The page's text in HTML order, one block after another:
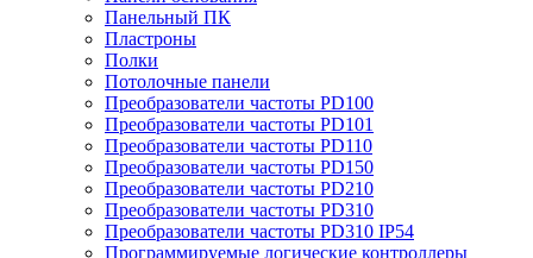
Панельный ПК
Пластроны
Полки
Потолочные панели
Преобразователи частоты PD100
Преобразователи частоты PD101
Преобразователи частоты PD110
Преобразователи частоты PD150
Преобразователи частоты PD210
Преобразователи частоты PD310
Преобразователи частоты PD310 IP54
Программируемые логические контроллеры